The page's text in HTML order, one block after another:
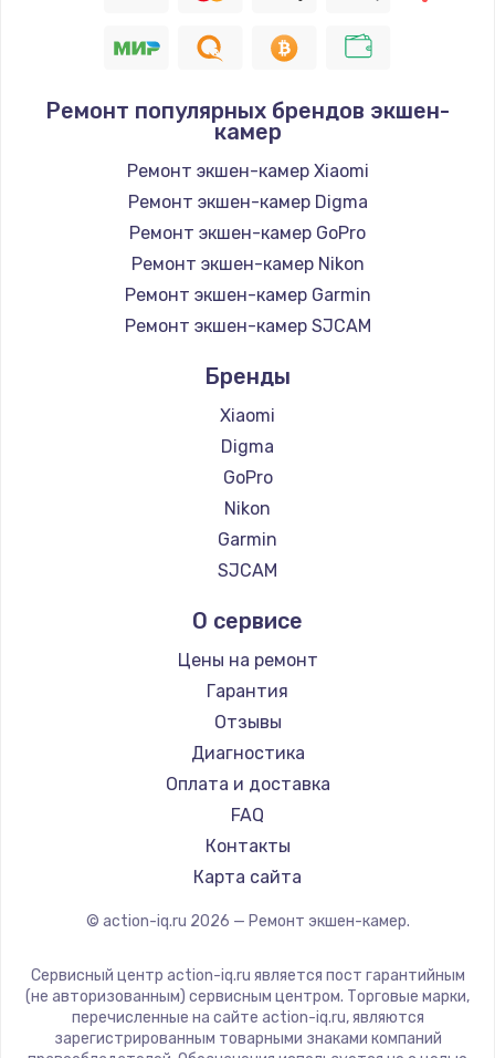
Ремонт популярных брендов экшен-
камер
Ремонт экшен-камер Xiaomi
Ремонт экшен-камер Digma
Ремонт экшен-камер GoPro
Ремонт экшен-камер Nikon
Ремонт экшен-камер Garmin
Ремонт экшен-камер SJCAM
Бренды
Xiaomi
Digma
GoPro
Nikon
Garmin
SJCAM
О сервисе
Цены на ремонт
Гарантия
Отзывы
Диагностика
Оплата и доставка
FAQ
Контакты
Карта сайта
© action-iq.ru 2026 — Ремонт экшен-камер.
Сервисный центр action-iq.ru является пост гарантийным
(не авторизованным) сервисным центром. Торговые марки,
перечисленные на сайте action-iq.ru, являются
зарегистрированным товарными знаками компаний